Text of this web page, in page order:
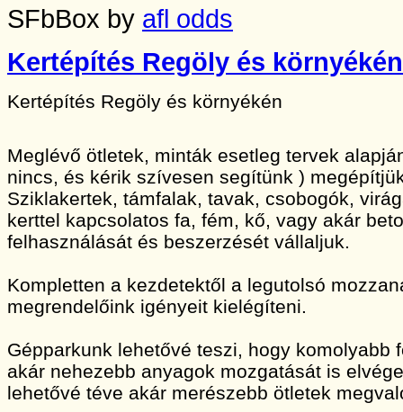
SFbBox by afl odds
Kertépítés Regöly és környékén
Kertépítés Regöly és környékén
Meglévő ötletek, minták esetleg tervek
nincs, és kérik szívesen segítünk )
Sziklakertek, támfalak, tavak, csobogók,
kerttel kapcsolatos fa, fém, kő, vagy akár
felhasználását és beszerzését vállaljuk.
Kompletten a kezdetektől a legutolsó
megrendelőink igényeit kielégíteni.
Gépparkunk lehetővé teszi, hogy komolyabb
akár nehezebb anyagok mozgatását is
lehetővé téve akár merészebb ötletek